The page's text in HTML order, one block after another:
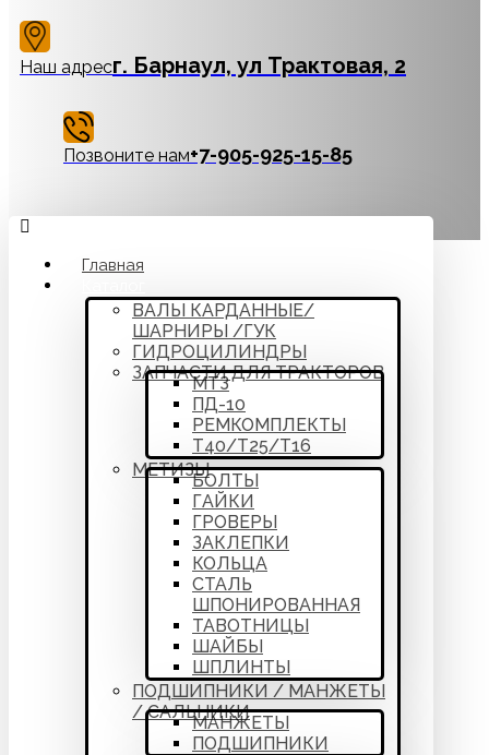
Наш адресг. Барнаул, ул Трактовая, 2
Позвоните нам‪+7-905-925-15-85
Главная
ВАЛЫ КАРДАННЫЕ/
ШАРНИРЫ /ГУК
ГИДРОЦИЛИНДРЫ
ЗАПЧАСТИ ДЛЯ ТРАКТОРОВ
МТЗ
ПД-10
РЕМКОМПЛЕКТЫ
Т40/Т25/Т16
МЕТИЗЫ
БОЛТЫ
ГАЙКИ
ГРОВЕРЫ
ЗАКЛЕПКИ
КОЛЬЦА
СТАЛЬ
ШПОНИРОВАННАЯ
ТАВОТНИЦЫ
ШАЙБЫ
ШПЛИНТЫ
ПОДШИПНИКИ / МАНЖЕТЫ
/ САЛЬНИКИ
МАНЖЕТЫ
ПОДШИПНИКИ